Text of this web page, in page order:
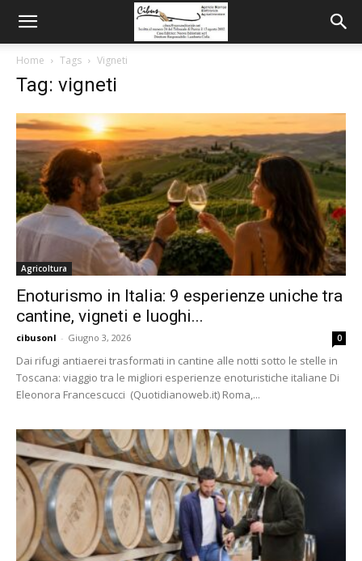
Home Tags Vigneti
Tag: vigneti
Agricoltura
Enoturismo in Italia: 9 esperienze uniche tra
cantine, vigneti e luoghi...
cibusonl - Giugno 3, 2026 0
Dai rifugi antiaerei trasformati in cantine alle notti sotto le stelle in
Toscana: viaggio tra le migliori esperienze enoturistiche italiane Di
Eleonora Francescucci (Quotidianoweb.it) Roma,...